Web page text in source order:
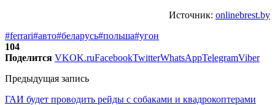
Источник: onlinebrest.by
#ferrari#авто#беларусь#польша#угон
104
Поделится VKOK.ruFacebookTwitterWhatsAppTelegramViber
Предыдущая запись
ГАИ будет проводить рейды с собаками и квадрокоптерами